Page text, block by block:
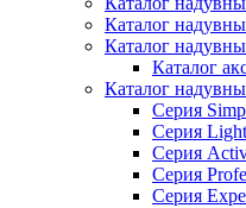
Каталог
Каталог
Каталог
Каталог
Серия
Серия Light
Серия
Серия
Серия